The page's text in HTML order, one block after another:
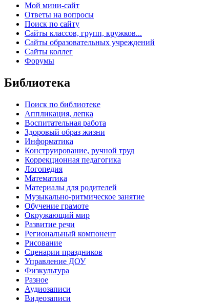
Мой мини-сайт
Ответы на вопросы
Поиск по сайту
Сайты классов, групп, кружков...
Сайты образовательных учреждений
Сайты коллег
Форумы
Библиотека
Поиск по библиотеке
Аппликация, лепка
Воспитательная работа
Здоровый образ жизни
Информатика
Конструирование, ручной труд
Коррекционная педагогика
Логопедия
Математика
Материалы для родителей
Музыкально-ритмическое занятие
Обучение грамоте
Окружающий мир
Развитие речи
Региональный компонент
Рисование
Сценарии праздников
Управление ДОУ
Физкультура
Разное
Аудиозаписи
Видеозаписи